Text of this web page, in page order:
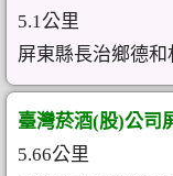
5.1公里
屏東縣長治鄉德
臺灣菸酒(股)公司
5.66公里